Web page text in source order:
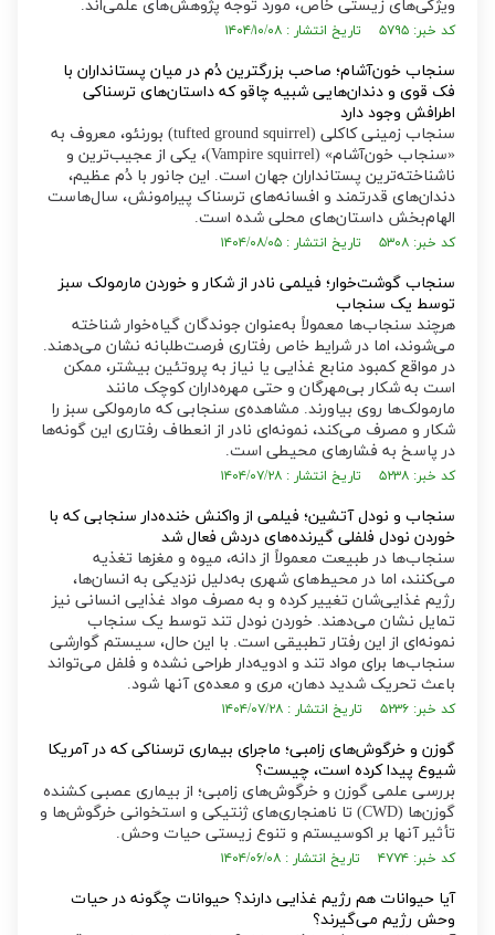
ویژگی‌های زیستی خاص، مورد توجه پژوهش‌های علمی‌اند.
کد خبر: ۵۷۹۵ تاریخ انتشار : ۱۴۰۴/۱۰/۰۸
سنجاب خون‌آشام؛ صاحب بزرگترین دُم در میان پستانداران با
فک قوی و دندان‌هایی شبیه چاقو که داستان‌های ترسناکی
اطرافش وجود دارد
سنجاب زمینی کاکلی (tufted ground squirrel) بورنئو، معروف به
«سنجاب خون‌آشام» (Vampire squirrel)، یکی از عجیب‌ترین و
ناشناخته‌ترین پستانداران جهان است. این جانور با دُم عظیم،
دندان‌های قدرتمند و افسانه‌های ترسناک پیرامونش، سال‌هاست
الهام‌بخش داستان‌های محلی شده است.
کد خبر: ۵۳۰۸ تاریخ انتشار : ۱۴۰۴/۰۸/۰۵
سنجاب گوشت‌خوار؛ فیلمی نادر از شکار و خوردن مارمولک سبز
توسط یک سنجاب
هرچند سنجاب‌ها معمولاً به‌عنوان جوندگان گیاه‌خوار شناخته
می‌شوند، اما در شرایط خاص رفتاری فرصت‌طلبانه نشان می‌دهند.
در مواقع کمبود منابع غذایی یا نیاز به پروتئین بیشتر، ممکن
است به شکار بی‌مهرگان و حتی مهره‌داران کوچک مانند
مارمولک‌ها روی بیاورند. مشاهده‌ی سنجابی که مارمولکی سبز را
شکار و مصرف می‌کند، نمونه‌ای نادر از انعطاف رفتاری این گونه‌ها
در پاسخ به فشار‌های محیطی است.
کد خبر: ۵۲۳۸ تاریخ انتشار : ۱۴۰۴/۰۷/۲۸
سنجاب و نودل آتشین؛ فیلمی از واکنش خنده‌دار سنجابی که با
خوردن نودل فلفلی گیرنده‌های دردش فعال شد
سنجاب‌ها در طبیعت معمولاً از دانه، میوه و مغز‌ها تغذیه
می‌کنند، اما در محیط‌های شهری به‌دلیل نزدیکی به انسان‌ها،
رژیم غذایی‌شان تغییر کرده و به مصرف مواد غذایی انسانی نیز
تمایل نشان می‌دهند. خوردن نودل تند توسط یک سنجاب
نمونه‌ای از این رفتار تطبیقی است. با این حال، سیستم گوارشی
سنجاب‌ها برای مواد تند و ادویه‌دار طراحی نشده و فلفل می‌تواند
باعث تحریک شدید دهان، مری و معده‌ی آنها شود.
کد خبر: ۵۲۳۶ تاریخ انتشار : ۱۴۰۴/۰۷/۲۸
گوزن و خرگوش‌های زامبی؛ ماجرای بیماری ترسناکی که در آمریکا
شیوع پیدا کرده است، چیست؟
بررسی علمی گوزن و خرگوش‌های زامبی؛ از بیماری عصبی کشنده
گوزن‌ها (CWD) تا ناهنجاری‌های ژنتیکی و استخوانی خرگوش‌ها و
تأثیر آنها بر اکوسیستم و تنوع زیستی حیات وحش.
کد خبر: ۴۷۷۴ تاریخ انتشار : ۱۴۰۴/۰۶/۰۸
آیا حیوانات هم رژیم غذایی دارند؟ حیوانات چگونه در حیات
وحش رژیم می‌گیرند؟